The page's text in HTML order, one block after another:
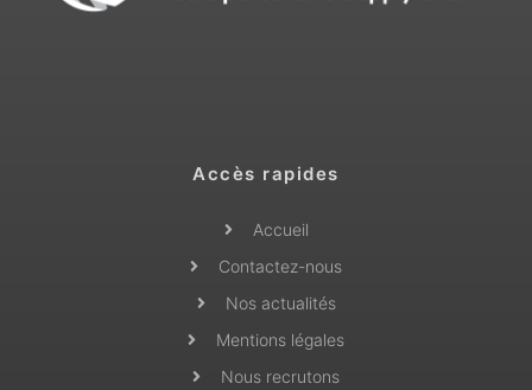
Accès rapides
Accueil
Contactez-nous
Nos actualités
Mentions légales
Nous recrutons